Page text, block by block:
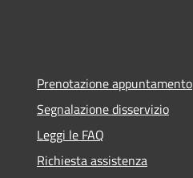
Prenotazione appuntamento
Segnalazione disservizio
Leggi le FAQ
Richiesta assistenza